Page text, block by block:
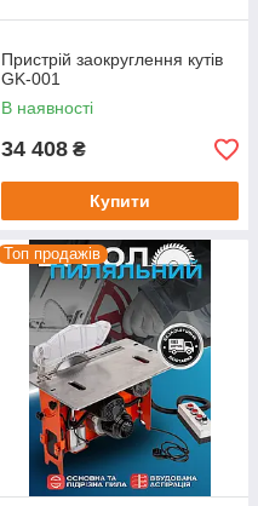
Пристрій заокруглення кутів
GK-001
В наявності
34 408 ₴
Купити
Топ продажів